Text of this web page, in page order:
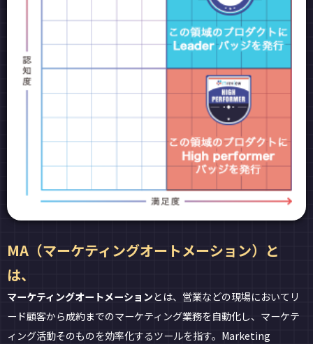
MA（マーケティングオートメーション）と
は、
マーケティングオートメーションとは、営業などの現場においてリ
ード顧客から成約までのマーケティング業務を自動化し、マーケテ
ィング活動そのものを効率化するツールを指す。Marketing